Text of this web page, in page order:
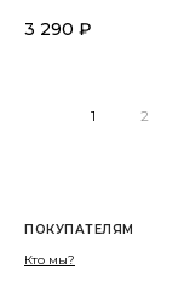
3 290 ₽
1 2
ПОКУПАТЕЛЯМ
Кто мы?